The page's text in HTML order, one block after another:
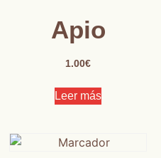
Apio
1.00€
Leer más